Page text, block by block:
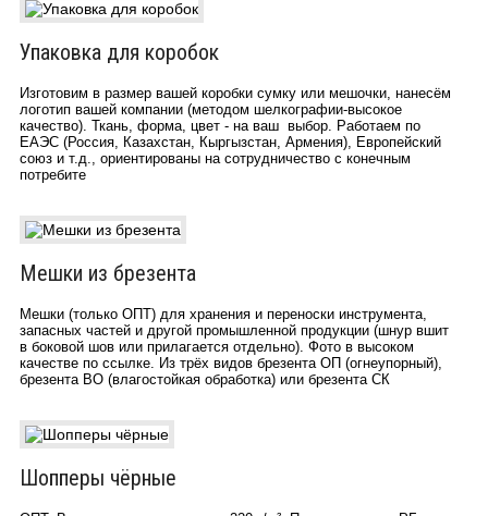
Упаковка для коробок
Изготовим в размер вашей коробки сумку или мешочки, нанесём
логотип вашей компании (методом шелкографии-высокое
качество). Ткань, форма, цвет - на ваш выбор. Работаем по
ЕАЭС (Россия, Казахстан, Кыргызстан, Армения), Европейский
союз и т.д., ориентированы на сотрудничество с конечным
потребите
Мешки из брезента
Мешки (только ОПТ) для хранения и переноски инструмента,
запасных частей и другой промышленной продукции (шнур вшит
в боковой шов или прилагается отдельно). Фото в высоком
качестве по ссылке. Из трёх видов брезента ОП (огнеупорный),
брезента ВО (влагостойкая обработка) или брезента СК
Шопперы чёрные